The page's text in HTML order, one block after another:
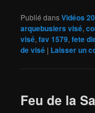
Publié dansVidéos
arquebusiers visé,
visé,fav 1579,fete
de visé | Laisser un
Feu de la